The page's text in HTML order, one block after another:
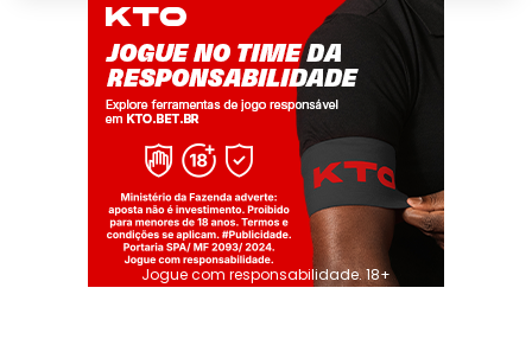
Jogue com responsabilidade. 18+